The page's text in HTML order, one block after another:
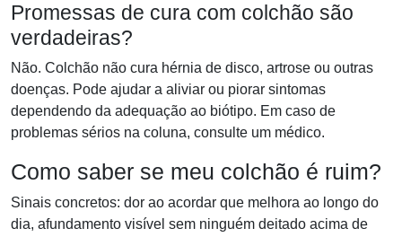
Promessas de cura com colchão são
verdadeiras?
Não. Colchão não cura hérnia de disco, artrose ou outras
doenças. Pode ajudar a aliviar ou piorar sintomas
dependendo da adequação ao biótipo. Em caso de
problemas sérios na coluna, consulte um médico.
Como saber se meu colchão é ruim?
Sinais concretos: dor ao acordar que melhora ao longo do
dia, afundamento visível sem ninguém deitado acima de